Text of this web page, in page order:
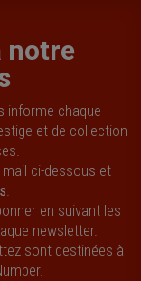
notre
informe chaque
et de collection
ci-dessous et
.
en suivant les
newsletter.
sont destinées à